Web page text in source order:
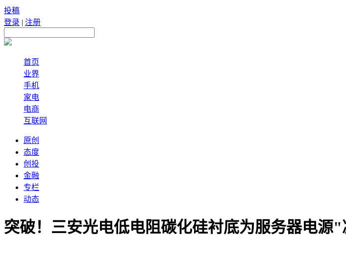
投稿
登录 | 注册
首页
业界
手机
家电
电商
互联网
原创
态度
创投
金融
专栏
动态
突破！三安光电低电阻碳化硅衬底为服务器电源